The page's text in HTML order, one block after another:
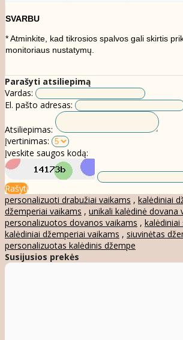
SVARBU
* Atminkite, kad tikrosios spalvos gali skirtis
monitoriaus nustatymų.
Parašyti atsiliepimą
Vardas:
El. pašto adresas:
Atsiliepimas:
Įvertinimas:
Įveskite saugos kodą:
Rašyti
personalizuoti drabužiai vaikams , kalėdiniai
džemperiai vaikams , unikali kalėdinė dovana
personalizuotos dovanos vaikams , kalėdiniai
kalėdiniai džemperiai vaikams , siuvinėtas
personalizuotas kalėdinis džempe
Susijusios prekės